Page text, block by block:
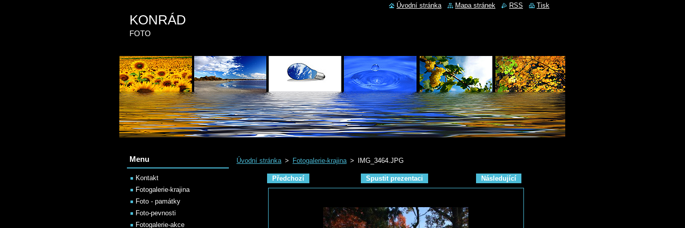
KONRÁD
FOTO
Úvodní stránka > Fotogalerie-krajina > IMG_3464.JPG
Předchozí Spustit prezentaci Následující
Menu
Kontakt
Fotogalerie-krajina
Foto - památky
Foto-pevnosti
Fotogalerie-akce
Úvodní stránka Mapa stránek RSS Tisk